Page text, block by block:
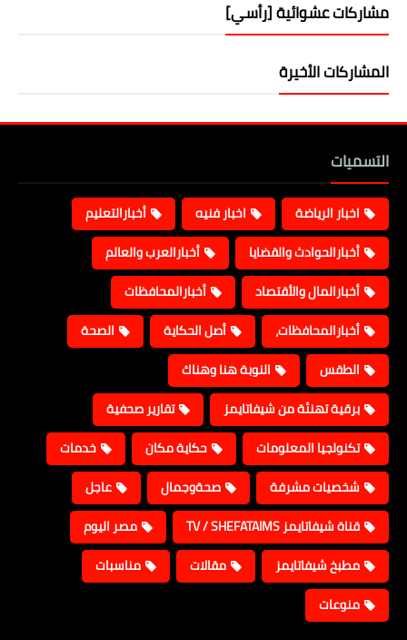
مشاركات عشوائية [رأسي]
المشاركات الأخيرة
التسميات
اخبار الرياضة اخبار فنيه
أخبارالتعليم
أخبارالحوادث والقضايا
أخبارالعرب والعالم
أخبارالمال والأقتصاد
أخبارالمحافظات
أخبارالمحافظات،
أصل الحكاية
الصحة
الطقس
النوبة هنا وهناك
برقية تهنئة من شيفاتايمز
تقارير صحفية
تكنولجيا المعلومات
حكاية مكان
خدمات
شخصيات مشرفة
صحةوجمال
عاجل
قناة شيفاتايمز TV / SHEFATAIMS
مصر اليوم
مطبخ شيفاتايمز
مقالات
مناسبات
منوعات